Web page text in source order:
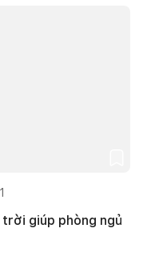
giúp phòng ngủ